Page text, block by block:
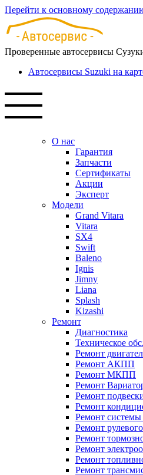
Перейти к основному
Проверенные автосервисы
Автосервисы Suzuki на
О нас
Гарантия
Запчасти
Сертификаты
Акции
Эксперт
Модели
Grand Vitara
Vitara
SX4
Swift
Baleno
Ignis
Jimny
Liana
Splash
Kizashi
Ремонт
Диагностика
Техническое
Ремонт
Ремонт АКПП
Ремонт МКПП
Ремонт
Ремонт
Ремонт
Ремонт
Ремонт
Ремонт
Ремонт
Ремонт
Ремонт